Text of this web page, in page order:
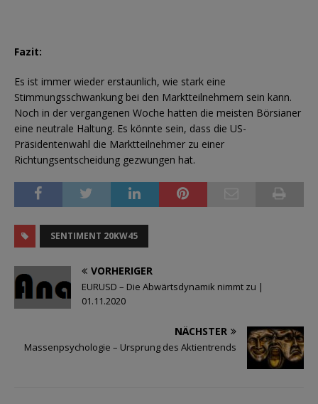
Fazit:
Es ist immer wieder erstaunlich, wie stark eine
Stimmungsschwankung bei den Marktteilnehmern sein kann.
Noch in der vergangenen Woche hatten die meisten Börsianer
eine neutrale Haltung. Es könnte sein, dass die US-
Präsidentenwahl die Marktteilnehmer zu einer
Richtungsentscheidung gezwungen hat.
SENTIMENT 20KW45
VORHERIGER
EURUSD – Die Abwärtsdynamik nimmt zu |
01.11.2020
NÄCHSTER
Massenpsychologie – Ursprung des Aktientrends